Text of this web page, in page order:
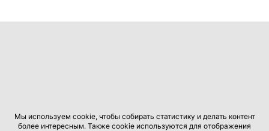
Мы используем cookie, чтобы собирать статистику и делать контент
более интересным. Также cookie используются для отображения